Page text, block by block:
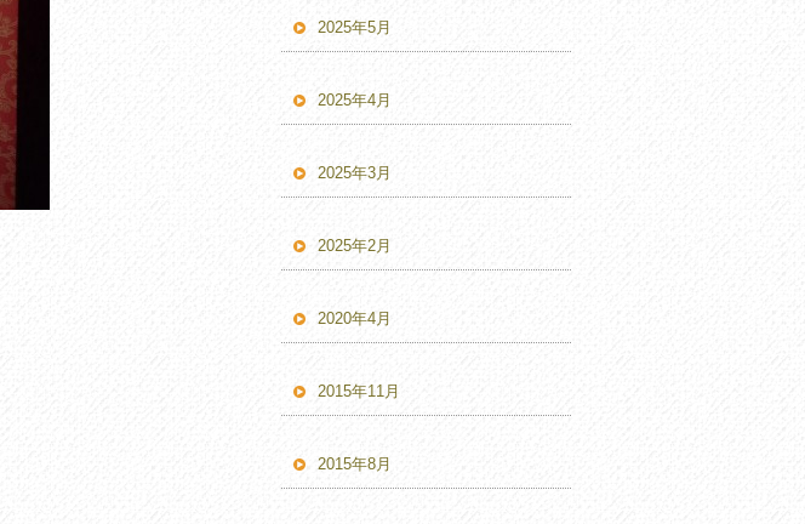
2025年5月
2025年4月
2025年3月
2025年2月
2020年4月
2015年11月
2015年8月